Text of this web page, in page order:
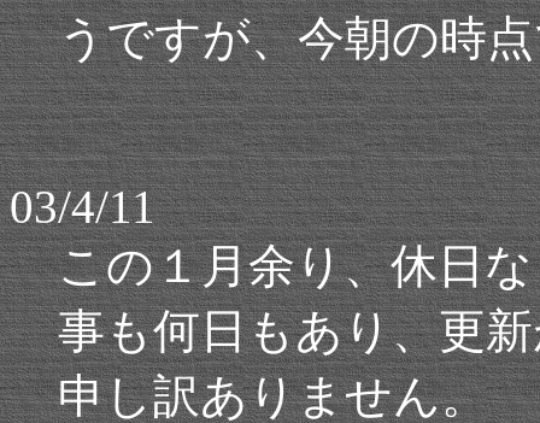
うですが、今朝の時
03/4/11
この１月余り、休日
事も何日もあり、更
申し訳ありません。